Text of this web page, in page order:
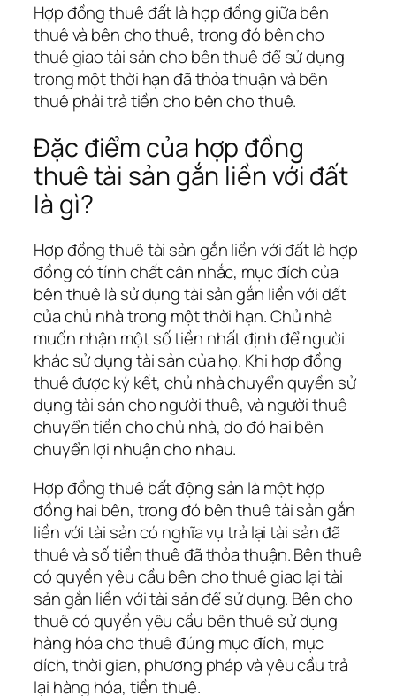
Hợp đồng thuê đất là hợp đồng giữa bên
thuê và bên cho thuê, trong đó bên cho
thuê giao tài sản cho bên thuê để sử dụng
trong một thời hạn đã thỏa thuận và bên
thuê phải trả tiền cho bên cho thuê.
Đặc điểm của hợp đồng
thuê tài sản gắn liền với đất
là gì?
Hợp đồng thuê tài sản gắn liền với đất là hợp
đồng có tính chất cân nhắc, mục đích của
bên thuê là sử dụng tài sản gắn liền với đất
của chủ nhà trong một thời hạn. Chủ nhà
muốn nhận một số tiền nhất định để người
khác sử dụng tài sản của họ. Khi hợp đồng
thuê được ký kết, chủ nhà chuyển quyền sử
dụng tài sản cho người thuê, và người thuê
chuyển tiền cho chủ nhà, do đó hai bên
chuyển lợi nhuận cho nhau.
Hợp đồng thuê bất động sản là một hợp
đồng hai bên, trong đó bên thuê tài sản gắn
liền với tài sản có nghĩa vụ trả lại tài sản đã
thuê và số tiền thuê đã thỏa thuận. Bên thuê
có quyền yêu cầu bên cho thuê giao lại tài
sản gắn liền với tài sản để sử dụng. Bên cho
thuê có quyền yêu cầu bên thuê sử dụng
hàng hóa cho thuê đúng mục đích, mục
đích, thời gian, phương pháp và yêu cầu trả
lại hàng hóa, tiền thuê.